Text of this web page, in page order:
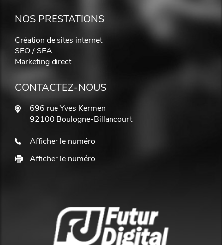
NOS PRESTATIONS
Création de sites internet
SEO / SEA
Marketing direct
CONTACTEZ-NOUS
696 rue Yves Kermen
92100 Boulogne-Billancourt
Afficher le numéro
Afficher le numéro